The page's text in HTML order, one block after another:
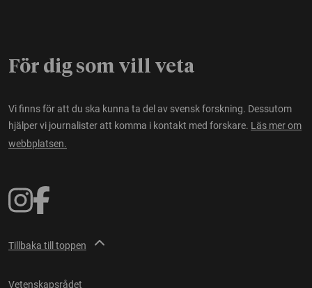
För dig som vill veta
Vi finns för att du ska kunna ta del av svensk forskning. Dessutom
hjälper vi journalister att komma i kontakt med forskare. Läs mer om
webbplatsen.
Tillbaka till toppen
Vetenskapsrådet